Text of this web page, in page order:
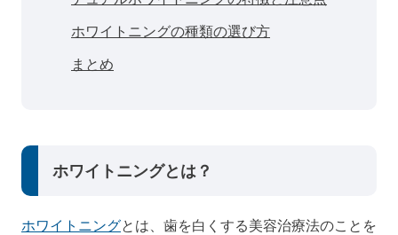
ホワイトニングの種類の選び方
まとめ
ホワイトニングとは？
ホワイトニングとは、歯を白くする美容治療法のことを